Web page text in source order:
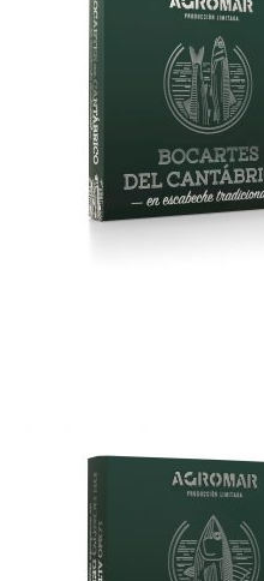
AÑADIR AL
QUICK VIEW
AÑADIR AL